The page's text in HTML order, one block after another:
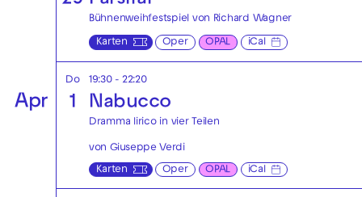
Bühnenweihfestspiel von Richard Wagner
Karten Oper OPAL iCal
Apr
Do
1
19:30 - 22:20
Nabucco
Dramma lirico in vier Teilen
von Giuseppe Verdi
Karten Oper OPAL iCal